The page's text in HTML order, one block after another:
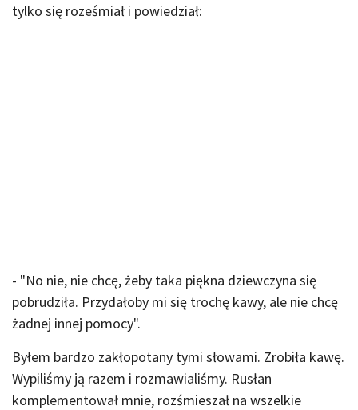
tylko się roześmiał i powiedział:
- "No nie, nie chcę, żeby taka piękna dziewczyna się
pobrudziła. Przydałoby mi się trochę kawy, ale nie chcę
żadnej innej pomocy".
Byłem bardzo zakłopotany tymi słowami. Zrobiła kawę.
Wypiliśmy ją razem i rozmawialiśmy. Rusłan
komplementował mnie, rozśmieszał na wszelkie